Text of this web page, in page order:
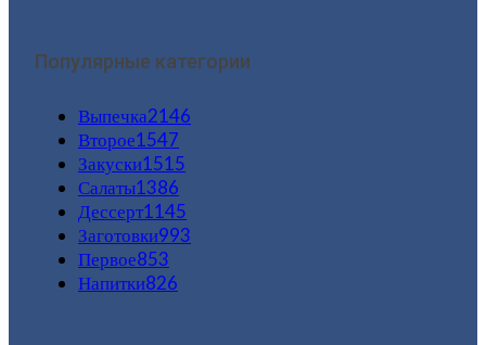
Популярные категории
Выпечка2146
Второе1547
Закуски1515
Салаты1386
Дессерт1145
Заготовки993
Первое853
Напитки826